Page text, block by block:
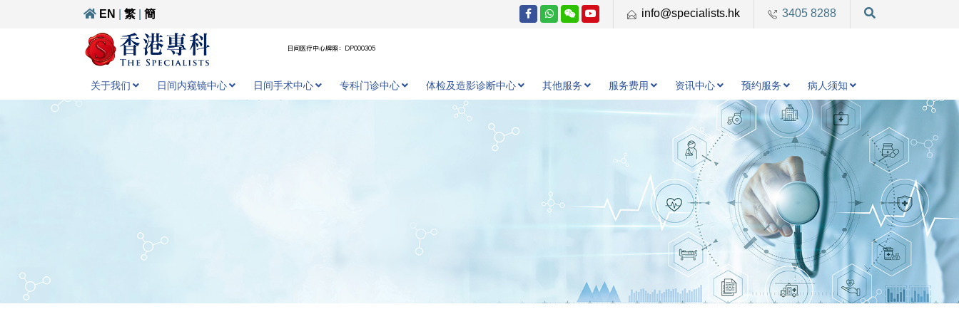
EN 繁 簡 info@specialists.hk 3405 8288
日间医疗中心牌照：DP000305
关于我们 日间内窥镜中心 日间手术中心 专科门诊中心 体检及造影诊断中心 其他服务 服务费用 资讯中心 预约服务 病人须知